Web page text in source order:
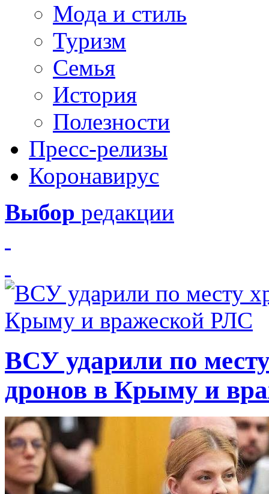
Мода и стиль
Туризм
Семья
История
Полезности
Пресс-релизы
Коронавирус
Выбор редакции
ВСУ ударили по
дронов в Крыму и